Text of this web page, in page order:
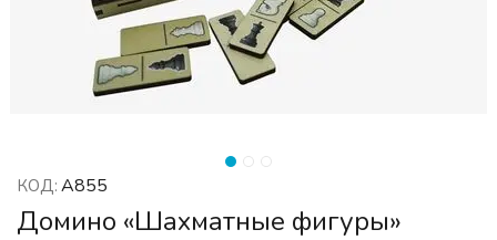
КОД: А855
Домино «Шахматные фигуры»